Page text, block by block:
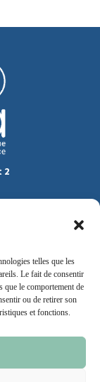
telles que les
Le fait de consentir
que le comportement de
ou de retirer son
et fonctions.
2
CGU